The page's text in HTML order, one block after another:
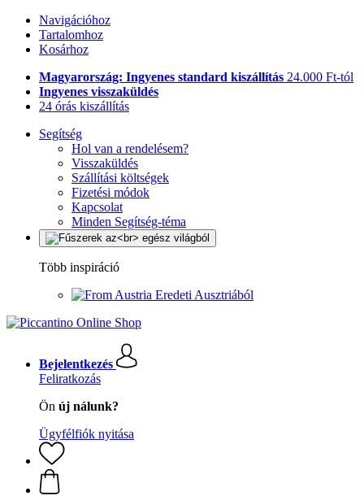
Navigációhoz
Tartalomhoz
Kosárhoz
Magyarország: Ingyenes standard kiszállítás 24.000 Ft-tól
Ingyenes visszaküldés
24 órás kiszállítás
Segítség
Hol van a rendelésem?
Visszaküldés
Szállítási költségek
Fizetési módok
Kapcsolat
Minden Segítség-téma
Több inspiráció
Eredeti Ausztriából
Bejelentkezés
Feliratkozás
Ön új nálunk?
Ügyfélfiók nyitása